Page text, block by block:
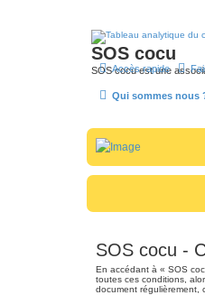
SOS cocu
SOS cocu est une
Accès rapide
Qui sommes nous
SOS cocu -
En accédant à « SOS
toutes ces conditions,
document régulièrement,